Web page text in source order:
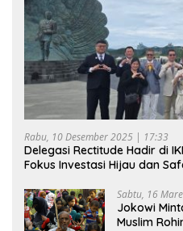
Rabu, 10 Desember 2025 | 17:33
Delegasi Rectitude Hadir di
Fokus Investasi Hijau dan
Sabtu, 16
Jokowi
Muslim